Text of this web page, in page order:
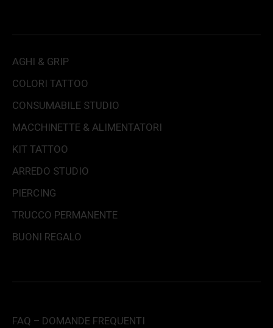
AGHI & GRIP
COLORI TATTOO
CONSUMABILE STUDIO
MACCHINETTE & ALIMENTATORI
KIT TATTOO
ARREDO STUDIO
PIERCING
TRUCCO PERMANENTE
BUONI REGALO
FAQ – DOMANDE FREQUENTI